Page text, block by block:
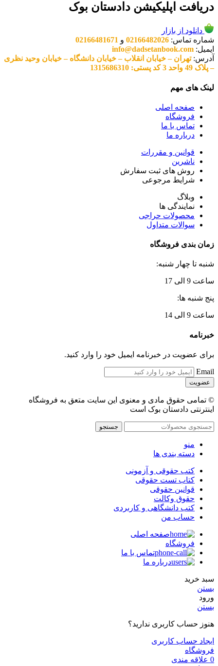
دریافت اپلیکیشن دادستان بوک
دانلود از بازار
شماره تماس: 02166482026 و 02166481671
ایمیل: info@dadsetanbook.com
آدرس:تهران – خیابان انقلاب – خیابان دانشگاه – خیابان وحید نظری
– پلاک 49 واحد 3 کد پستی: 1315686310
لینک های مهم
صفحه اصلی
فروشگاه
تماس با ما
درباره ما
قوانین و مقررات
ناشرین
روش های ثبت سفارش
شرایط مرجوعی
وبلاگ
نمایندگی ها
محصولات حراجی
سوالات متداول
زمان بندی فروشگاه
شنبه تا چهار شنبه:
ساعت 9 الی 17
پنج شنبه ها:
ساعت 9 الی 14
خبرنامه
برای عضویت در خبرنامه ایمیل خود را وارد کنید.
Email
© تمامی حقوق مادی و معنوی این سایت متعق به فروشگاه
اینترنتی دادستان بوک است
جستجو
منو
دسته بندی ها
کتب حقوقی و آزمونی
کتاب تست حقوقی
قوانین حقوقی
حقوق وکالت
کتب دانشگاهی و کاربردی
حساب من
صفحه اصلی
فروشگاه
تماس با ما
درباره ما
سبد خرید
بستن
ورود
بستن
هنوز حساب کاربری ندارید؟
ایجاد حساب کاربری
فروشگاه
0 علاقه مندی